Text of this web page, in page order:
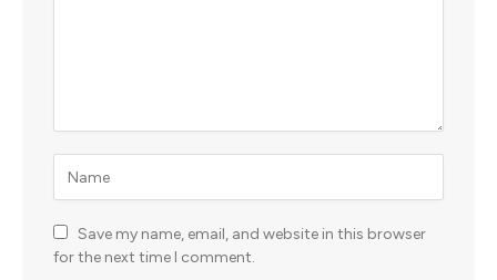
Save my name, email, and website in this browser
for the next time I comment.